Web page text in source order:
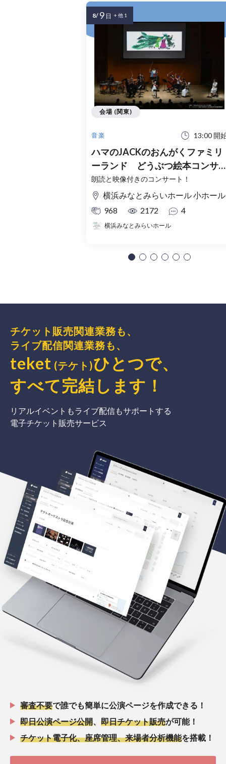
音楽 13:00 開
ハマのJACKのおんがくファミリ
ーランド どうぶつ絵本コンサ
ト
朗読と映像付きのコンサート！
横浜みなとみらいホール 小ホール
968
2172 4
横浜みなとみらいホール
会場 (関東)
8/ 9 日 + 他 1
チケット販売関連業務も、
ライブ配信関連業務も、
teket (テケト)ひとつで、
すべて完結 します ！
リアルイベントもライブ配信もサポートする
電子チケット販売サービス
審査不要で誰でも簡単に公演ページを作成できる！
即日公演ページ公開
即日チケット販売が可能！
チケット電子化、座席管理、来場者分析機能を搭載！